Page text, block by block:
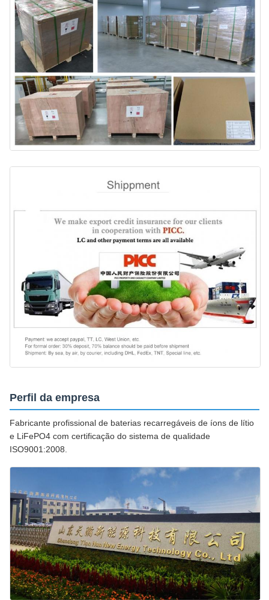
Perfil da empresa
Fabricante profissional de baterias recarregáveis de íons de lítio
e LiFePO4 com certificação do sistema de qualidade
ISO9001:2008.